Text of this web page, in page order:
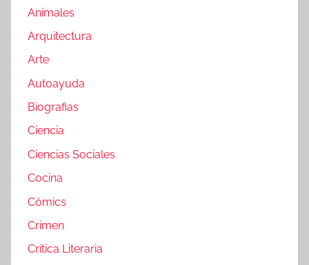
Animales
Arquitectura
Arte
Autoayuda
Biografias
Ciencia
Ciencias Sociales
Cocina
Cómics
Crimen
Crítica Literaria